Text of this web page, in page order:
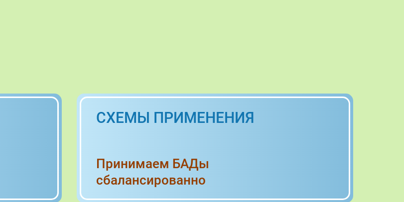
СХЕМЫ ПРИМЕНЕНИЯ
Принимаем БАДы
сбалансированно